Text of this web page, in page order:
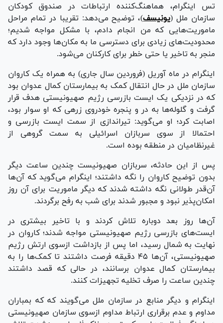
تس اینگرام، هماهنگ‌کننده ارتباطات در صندوق کودکان
سازمان ملل (یونیسف)، توضیح می‌دهد: تقریبا در تمام مراحل
ماموریت‌هایی که من انجام دادم، با مشکل مواجه شدیم؛
محدودیت‌های زیادی برای دسترسی ما به مکان‌ها وجود دارد که
منجر به تاخیر یا حتی خطر برای کارکنان می‌شود.
اینگرام در ماه آوریل (فروردین سال جاری) به همراه یک کاروان
سازمان ملل در حال انتقال کمک به بیمارستان کمال عدوان بود
که در نزدیکی یک ایست بازرسی رژیم صهیونیستی هدف قرار
گرفت و گلوله‌ها به در و پنجره خودروی زرهی که او سوار بود،
اصابت کرد؛ او می‌گوید: تیراندازی از سمت ایست بازرسی و
احتمالا از سوی سربازان اسرائیلی به سمت گروهی از
غیرنظامیان در منطقه بوده است.
پس از این حادثه، سربازان صهیونیست چندین ساعت دیگر
بدون توضیح کاروان را نگه داشتند؛ اینگرام می‌گوید که آن‌ها
آن‌قدر طولانی نگه داشته شدند که دیگر ماموریت برای آن روز
امکان‌پذیر نبود و مجبور شدند برای شب به رفح برگردند.
آن‌ها روز بعد دوباره تلاش کردند و با تاخیر بیشتری در
ایست‌های بازرسی رژیم صهیونیستی مواجه شدند؛ کاروان در
نهایت به شمال رسید، اما پس از بازداشت ازسوی ارتش رژیم
صهیونیستی، آن‌ها ۴۵ دقیقه فرصت داشتند تا کمک‌ها را به
بیمارستان کمال عدوان برسانند، در حالی که قصد داشتند
چندین ساعت را صرف تخلیه تجهیزات کنند.
اینگرام و دیگر منابع در سازمان ملل می‌گویند که که بمباران
مداوم و عدم برقراری ارتباط مداوم ازسوی سازمان صهیونیستی